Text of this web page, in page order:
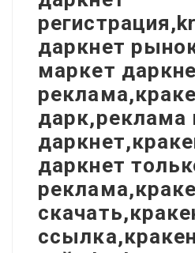
даркнет
маркет
дарк,реклама
даркнет